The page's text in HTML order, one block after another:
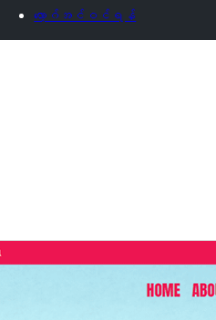
လော့ဂ်အင်ဝင်ရန်